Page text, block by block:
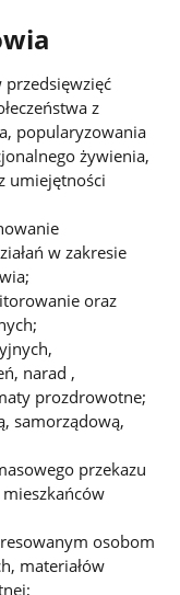
z
popularyzowania
żywienia,
umiejętności
w zakresie
oraz
narad ,
prozdrowotne;
samorządową,
przekazu
mieszkańców
osobom
materiałów